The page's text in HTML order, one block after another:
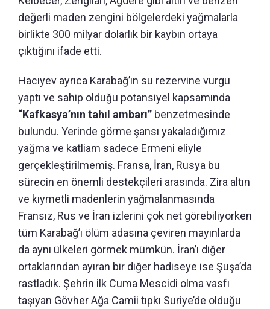
değerli maden zengini bölgelerdeki yağmalarla
birlikte 300 milyar dolarlık bir kaybın ortaya
çıktığını ifade etti.
Hacıyev ayrıca Karabağ’ın su rezervine vurgu
yaptı ve sahip olduğu potansiyel kapsamında
“Kafkasya’nın tahıl ambarı” benzetmesinde
bulundu. Yerinde görme şansı yakaladığımız
yağma ve katliam sadece Ermeni eliyle
gerçekleştirilmemiş. Fransa, İran, Rusya bu
sürecin en önemli destekçileri arasında. Zira altın
ve kıymetli madenlerin yağmalanmasında
Fransız, Rus ve İran izlerini çok net görebiliyorken
tüm Karabağ’ı ölüm adasına çeviren mayınlarda
da aynı ülkeleri görmek mümkün. İran’ı diğer
ortaklarından ayıran bir diğer hadiseye ise Şuşa’da
rastladık. Şehrin ilk Cuma Mescidi olma vasfı
taşıyan Gövher Ağa Camii tıpkı Suriye’de olduğu